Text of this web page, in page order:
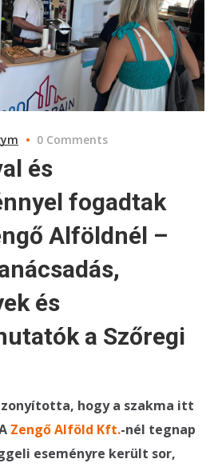
0 Comments
és
fogadtak
Alföldnél –
és
a Szőregi
hogy a szakma itt
Zengő Alföld Kft.-nél tegnap
eseményre került sor,